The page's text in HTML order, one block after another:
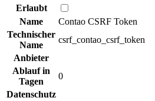
Erlaubt
Name
Contao CSRF Token
Technischer
Name
csrf_contao_csrf_token
Anbieter
Ablauf in
Tagen
0
Datenschutz